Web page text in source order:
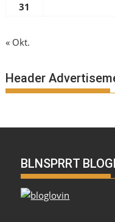
31
« Okt.
Header
BLNSPRRT